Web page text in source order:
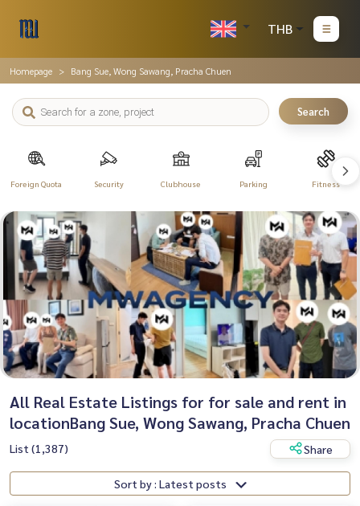
THB
Homepage Bang Sue, Wong Sawang, Pracha Chuen
Search
Foreign Quota Security Clubhouse Parking Fitness
All Real Estate Listings for for sale and rent in
locationBang Sue, Wong Sawang, Pracha Chuen
List (1,387) Share
Sort by : Latest posts